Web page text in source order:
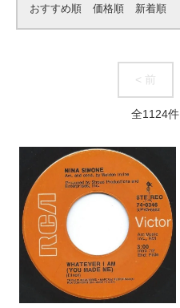
おすすめ順 価格順 新着順
< 前
全1124件